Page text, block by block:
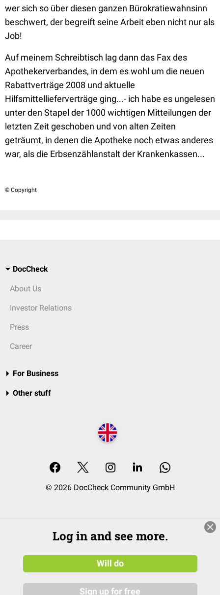
wer sich so über diesen ganzen Bürokratiewahnsinn
beschwert, der begreift seine Arbeit eben nicht nur als
Job!
Auf meinem Schreibtisch lag dann das Fax des
Apothekerverbandes, in dem es wohl um die neuen
Rabattverträge 2008 und aktuelle
Hilfsmittellieferverträge ging...- ich habe es ungelesen
unter den Stapel der 1000 wichtigen Mitteilungen der
letzten Zeit geschoben und von alten Zeiten
geträumt, in denen die Apotheke noch etwas anderes
war, als die Erbsenzählanstalt der Krankenkassen...
© Copyright
DocCheck
About Us
Investor Relations
Press
Career
For Business
Other stuff
© 2026 DocCheck Community GmbH
Log in and see more.
Will do
Sign up for free